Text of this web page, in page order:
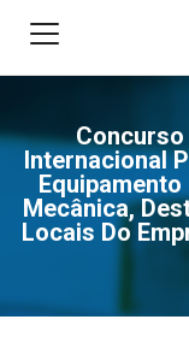
Concurso
Internacional
Mecânica,
Locais Do